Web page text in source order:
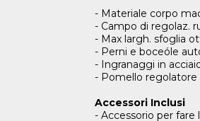
- Materiale corpo
- Campo di regolaz.
- Max largh. sfoglia
- Perni e boceóle
- Ingranaggi in
- Pomello regolatore
Accessori Inclusi
- Accessorio per fare